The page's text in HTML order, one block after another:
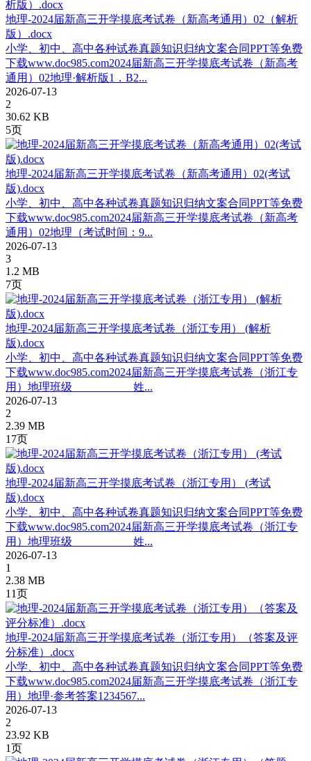
地理-2024届新高三开学摸底考试卷（新高考通用）02（解析
版）.docx
小学、初中、高中各种试卷真题知识归纳文案合同PPT等免费
下载www.doc985.com2024届新高三开学摸底考试卷（新高考
通用）02地理·解析版1．B2...
2026-07-13
2
30.62 KB
5页
地理-2024届新高三开学摸底考试卷（新高考通用）02(考试
版).docx
小学、初中、高中各种试卷真题知识归纳文案合同PPT等免费
下载www.doc985.com2024届新高三开学摸底考试卷（新高考
通用）02地理（考试时间：9...
2026-07-13
3
1.2 MB
7页
地理-2024届新高三开学摸底考试卷（浙江专用） (解析
版).docx
小学、初中、高中各种试卷真题知识归纳文案合同PPT等免费
下载www.doc985.com2024届新高三开学摸底考试卷（浙江专
用）地理班级___________姓...
2026-07-13
2
2.39 MB
17页
地理-2024届新高三开学摸底考试卷（浙江专用） (考试
版).docx
小学、初中、高中各种试卷真题知识归纳文案合同PPT等免费
下载www.doc985.com2024届新高三开学摸底考试卷（浙江专
用）地理班级___________姓...
2026-07-13
1
2.38 MB
11页
地理-2024届新高三开学摸底考试卷（浙江专用）（答案及评
分标准）.docx
小学、初中、高中各种试卷真题知识归纳文案合同PPT等免费
下载www.doc985.com2024届新高三开学摸底考试卷（浙江专
用）地理·参考答案1234567...
2026-07-13
2
23.92 KB
1页